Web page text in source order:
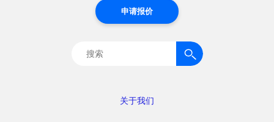
关于我们
申请报价
搜